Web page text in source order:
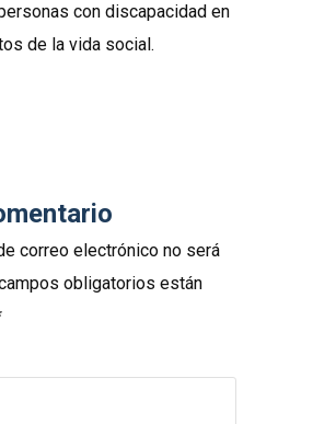
con discapacidad en
de la vida social.
correo electrónico no será
obligatorios están